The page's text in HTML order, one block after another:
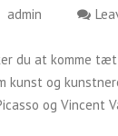
admin
du at komme
kunst og
og Vincent